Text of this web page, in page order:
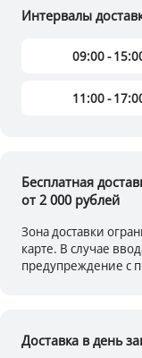
Интервалы
09:00 -
11:00 -
Бесплатная
от 2 000 рублей
Зона доставки
карте. В случае
предупреждение с
Доставка в день